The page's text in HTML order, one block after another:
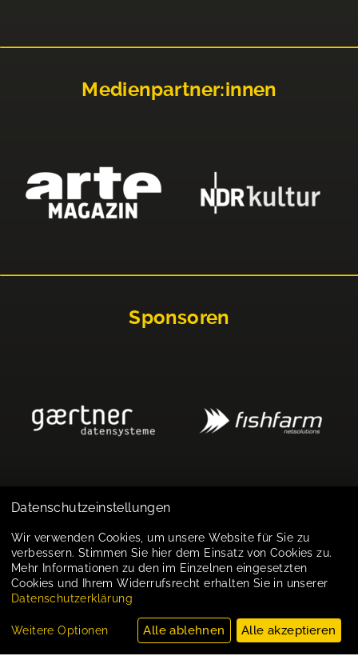
Medienpartner:innen
Sponsoren
Impressum
Datenschutz
Cookie-Einstellungen
Datenschutzeinstellungen
Wir verwenden Cookies, um unsere Website für Sie zu
verbessern. Stimmen Sie hier dem Einsatz von Cookies zu.
Mehr Informationen zu den im Einzelnen eingesetzten
Cookies und Ihrem Widerrufsrecht erhalten Sie in unserer
Datenschutzerklärung
Weitere Optionen Alle ablehnen Alle akzeptieren